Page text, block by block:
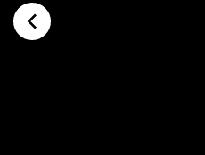
Hoppa till huvudinnehållet